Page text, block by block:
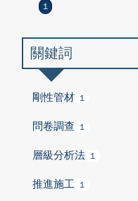
1
關鍵詞
剛性管材 1
問卷調查 1
層級分析法 1
推進施工 1